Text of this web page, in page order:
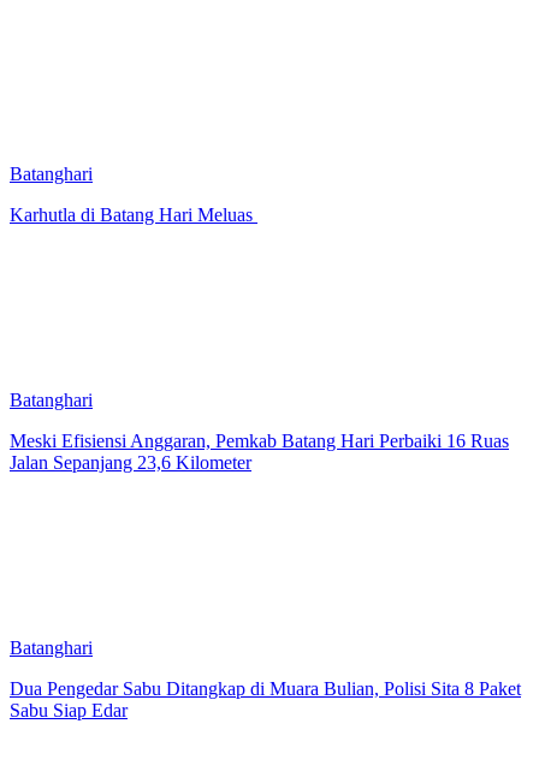
Batanghari
Karhutla di Batang Hari Meluas
Batanghari
Meski Efisiensi Anggaran, Pemkab Batang Hari Perbaiki 16 Ruas
Jalan Sepanjang 23,6 Kilometer
Batanghari
Dua Pengedar Sabu Ditangkap di Muara Bulian, Polisi Sita 8 Paket
Sabu Siap Edar